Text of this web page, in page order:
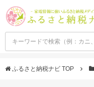
ふるさと納税ナビ TOP